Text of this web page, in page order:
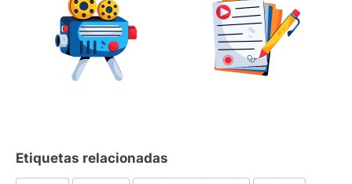
Etiquetas relacionadas